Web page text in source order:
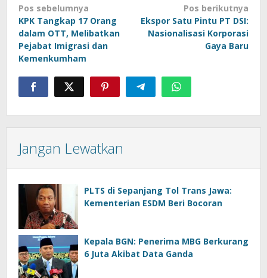
Navigasi
pos
Pos sebelumnya
KPK Tangkap 17 Orang
dalam OTT, Melibatkan
Pejabat Imigrasi dan
Kemenkumham
Pos berikutnya
Ekspor Satu Pintu PT DSI:
Nasionalisasi Korporasi
Gaya Baru
Jangan Lewatkan
PLTS di Sepanjang Tol Trans Jawa:
Kementerian ESDM Beri Bocoran
Kepala BGN: Penerima MBG Berkurang
6 Juta Akibat Data Ganda